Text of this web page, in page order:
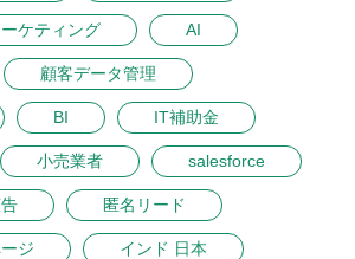
ケティング AI
顧客データ管理
BI IT補助金
小売業者 salesforce
匿名リード
ジ インド 日本